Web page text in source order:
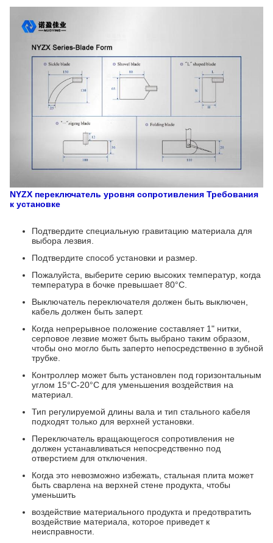
NYZX переключатель уровня сопротивления Требования
к установке
Подтвердите специальную гравитацию материала для
выбора лезвия.
Подтвердите способ установки и размер.
Пожалуйста, выберите серию высоких температур, когда
температура в бочке превышает 80°C.
Выключатель переключателя должен быть выключен,
кабель должен быть заперт.
Когда непрерывное положение составляет 1" нитки,
серповое лезвие может быть выбрано таким образом,
чтобы оно могло быть заперто непосредственно в зубной
трубке.
Контроллер может быть установлен под горизонтальным
углом 15°C-20°C для уменьшения воздействия на
материал.
Тип регулируемой длины вала и тип стального кабеля
подходят только для верхней установки.
Переключатель вращающегося сопротивления не
должен устанавливаться непосредственно под
отверстием для отключения.
Когда это невозможно избежать, стальная плита может
быть сварлена на верхней стене продукта, чтобы
уменьшить
воздействие материального продукта и предотвратить
воздействие материала, которое приведет к
неисправности.